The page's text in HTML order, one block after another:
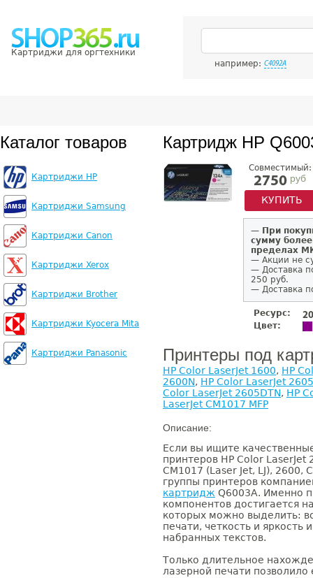
Картриджи для оргтехники
например: C4092A
Каталог товаров
Картриджи HP
Картриджи Samsung
Картриджи Canon
Картриджи Xerox
Картриджи Brother
Картриджи Kyocera Mita
Картриджи Panasonic
Картридж HP
Совместимый:
2750 руб
КУПИТЬ
— При
сумму
пределах
— Акции не
— Доставка
250 руб.
— Доставка
Ресурс:
Цвет:
Принтеры под
HP Color LaserJet 1600, HP
2600N, HP Color LaserJet 2605
Color LaserJet 2605DTN, HP
LaserJet CM1017 MFP
Описание:
Если вы ищите
принтеров HP Color LaserJet
CM1017 (Laser Jet, LJ),
группы принтеров
картридж Q6003A. Именно
компонентов достигается
которых можно выделить:
печати, четкость и
набранных текстов.
Только длительное
лазерной печати